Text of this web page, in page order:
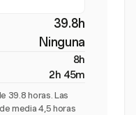
39.8h
Ninguna
8h
2h 45m
39.8 horas. Las
media 4,5 horas